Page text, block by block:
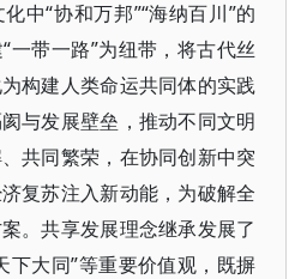
中“协和万邦”“海纳百川”的
一带一路”为纽带，将古代丝
构建人类命运共同体的实践
与发展壁垒，推动不同文明
共同繁荣，在协同创新中突
复苏注入新动能，为破解全
。共享发展理念继承发展了
下大同”等重要价值观，既摒